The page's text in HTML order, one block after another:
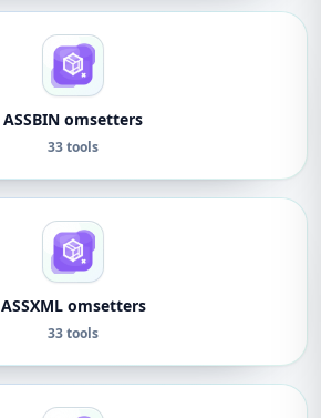
ASSBIN omsetters
33 tools
ASSXML omsetters
33 tools